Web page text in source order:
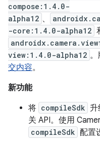
compose:1.4.0-
alpha12 、
-core:1.4.0-alpha12
view:1.4.0-alpha12
交内容。
新功能
将 compileSdk 升
关 API。使用
compileSdk 配置